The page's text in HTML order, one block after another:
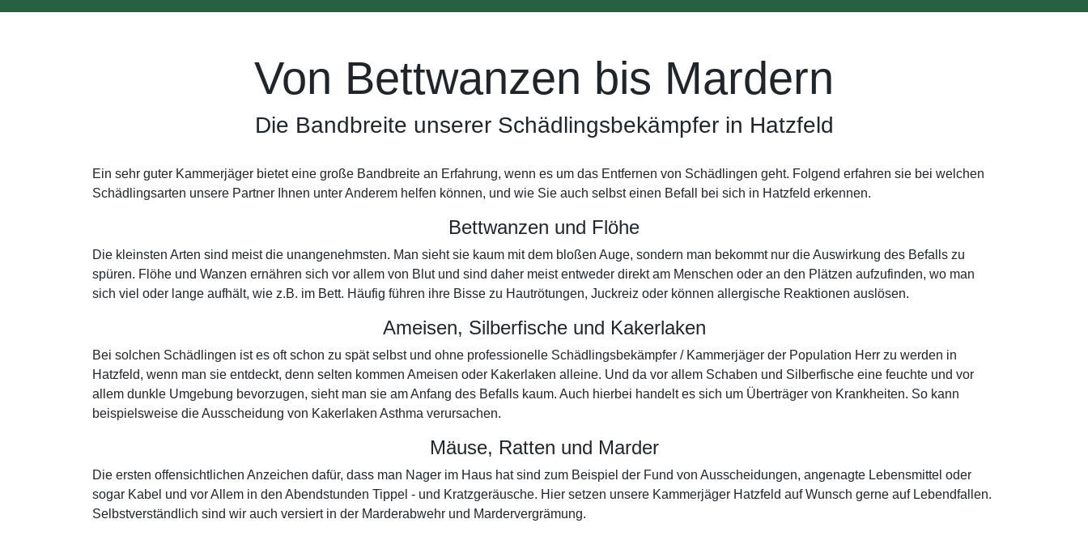
Von Bettwanzen bis Mardern
Die Bandbreite unserer Schädlingsbekämpfer in Hatzfeld
Ein sehr guter Kammerjäger bietet eine große Bandbreite an Erfahrung, wenn es um das Entfernen von Schädlingen geht. Folgend erfahren sie bei welchen
Schädlingsarten unsere Partner Ihnen unter Anderem helfen können, und wie Sie auch selbst einen Befall bei sich in Hatzfeld erkennen.
Bettwanzen und Flöhe
Die kleinsten Arten sind meist die unangenehmsten. Man sieht sie kaum mit dem bloßen Auge, sondern man bekommt nur die Auswirkung des Befalls zu
spüren. Flöhe und Wanzen ernähren sich vor allem von Blut und sind daher meist entweder direkt am Menschen oder an den Plätzen aufzufinden, wo man
sich viel oder lange aufhält, wie z.B. im Bett. Häufig führen ihre Bisse zu Hautrötungen, Juckreiz oder können allergische Reaktionen auslösen.
Ameisen, Silberfische und Kakerlaken
Bei solchen Schädlingen ist es oft schon zu spät selbst und ohne professionelle Schädlingsbekämpfer / Kammerjäger der Population Herr zu werden in
Hatzfeld, wenn man sie entdeckt, denn selten kommen Ameisen oder Kakerlaken alleine. Und da vor allem Schaben und Silberfische eine feuchte und vor
allem dunkle Umgebung bevorzugen, sieht man sie am Anfang des Befalls kaum. Auch hierbei handelt es sich um Überträger von Krankheiten. So kann
beispielsweise die Ausscheidung von Kakerlaken Asthma verursachen.
Mäuse, Ratten und Marder
Die ersten offensichtlichen Anzeichen dafür, dass man Nager im Haus hat sind zum Beispiel der Fund von Ausscheidungen, angenagte Lebensmittel oder
sogar Kabel und vor Allem in den Abendstunden Tippel - und Kratzgeräusche. Hier setzen unsere Kammerjäger Hatzfeld auf Wunsch gerne auf Lebendfallen.
Selbstverständlich sind wir auch versiert in der Marderabwehr und Mardervergrämung.